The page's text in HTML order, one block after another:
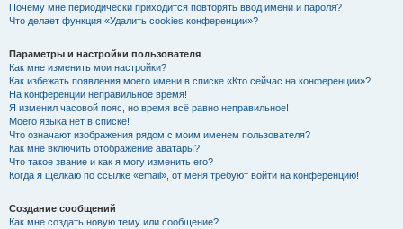
Почему мне периодически приходится повторять ввод имени и пароля?
Что делает функция «Удалить cookies конференции»?
Параметры и настройки пользователя
Как мне изменить мои настройки?
Как избежать появления моего имени в списке «Кто сейчас на конференции»?
На конференции неправильное время!
Я изменил часовой пояс, но время всё равно неправильное!
Моего языка нет в списке!
Что означают изображения рядом с моим именем пользователя?
Как мне включить отображение аватары?
Что такое звание и как я могу изменить его?
Когда я щёлкаю по ссылке «email», от меня требуют войти на конференцию!
Создание сообщений
Как мне создать новую тему или сообщение?